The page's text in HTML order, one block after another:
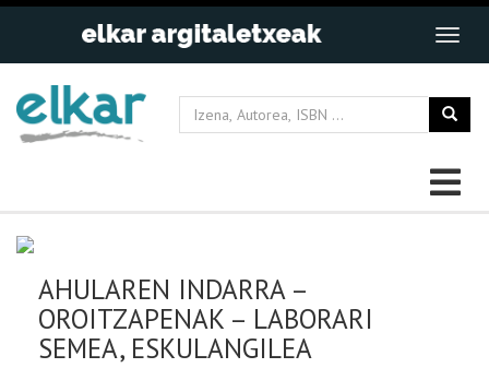
AHULAREN INDARRA –
OROITZAPENAK – LABORARI
SEMEA, ESKULANGILEA